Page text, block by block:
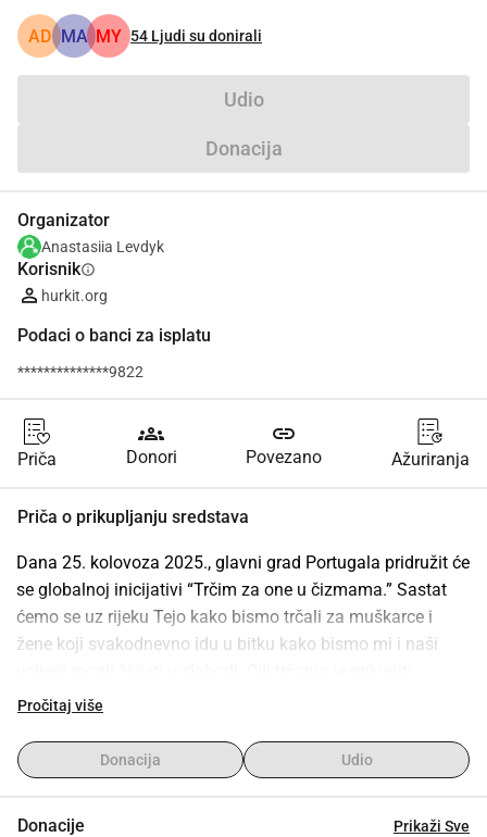
AD MA MY 54 Ljudi su donirali
Udio
Donacija
Organizator
Anastasiia Levdyk
Korisnikinfo
hurkit.org
Podaci o banci za isplatu
**************9822
Priča
groups
Donori
link
Povezano Ažuriranja
Priča o prikupljanju sredstava
Dana 25. kolovoza 2025., glavni grad Portugala pridružit će
se globalnoj inicijativi “Trčim za one u čizmama.” Sastat
ćemo se uz rijeku Tejo kako bismo trčali za muškarce i
žene koji svakodnevno idu u bitku kako bismo mi i naši
sredstva za robotske sustave na tlu koji pomažu u
💙 Zašto sudjelovati i donirati?
• Robotski sustavi koje financiramo odlaze gdje ljudi ne
Pročitaj više
Donacija Udio
Donacije Prikaži Sve